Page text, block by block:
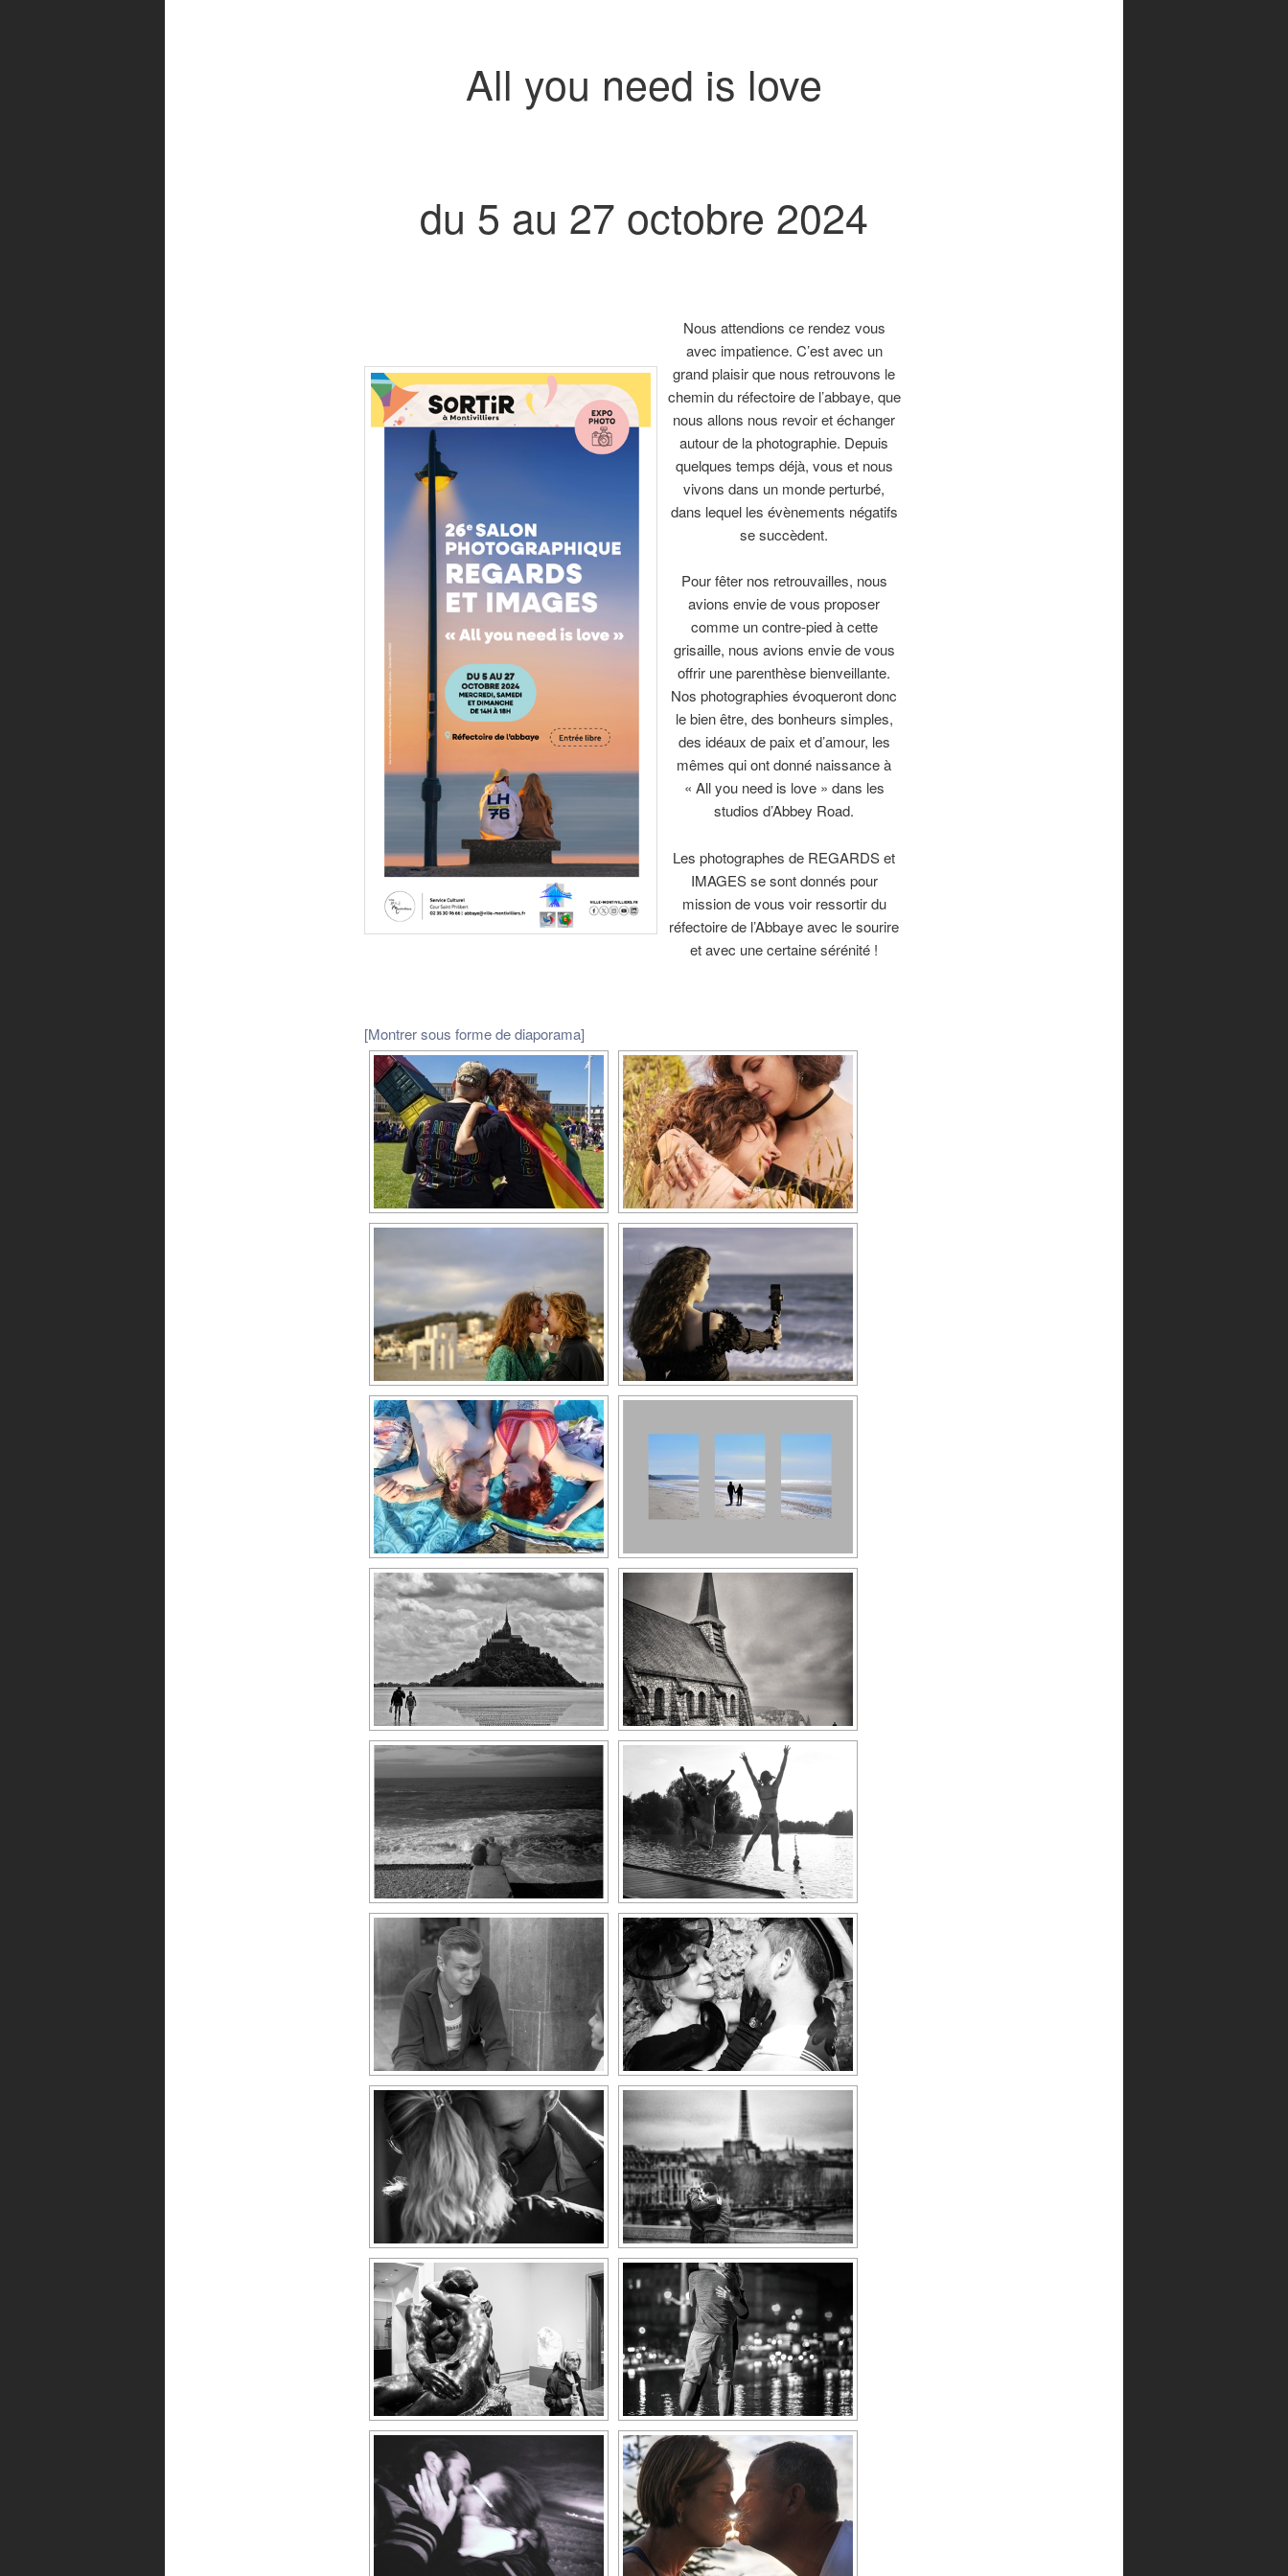
All you need is love
du 5 au 27 octobre 2024
Nous attendions ce rendez vous
avec impatience. C’est avec un
grand plaisir que nous retrouvons le
chemin du réfectoire de l’abbaye, que
nous allons nous revoir et échanger
autour de la photographie. Depuis
quelques temps déjà, vous et nous
vivons dans un monde perturbé,
dans lequel les évènements négatifs
se succèdent.
Pour fêter nos retrouvailles, nous
avions envie de vous proposer
comme un contre-pied à cette
grisaille, nous avions envie de vous
offrir une parenthèse bienveillante.
Nos photographies évoqueront donc
le bien être, des bonheurs simples,
des idéaux de paix et d’amour, les
mêmes qui ont donné naissance à
« All you need is love » dans les
studios d’Abbey Road.
Les photographes de REGARDS et
IMAGES se sont donnés pour
mission de vous voir ressortir du
réfectoire de l’Abbaye avec le sourire
et avec une certaine sérénité !
[Montrer sous forme de diaporama]